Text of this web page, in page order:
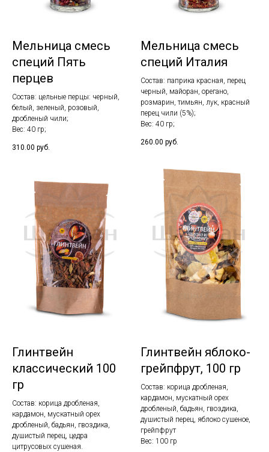
Мельница смесь
специй Пять
перцев
Состав: цельные перцы: черный,
белый, зеленый, розовый,
дробленый чили;
Вес: 40 гр;
310.00 руб.
Мельница смесь
специй Италия
Состав: паприка красная, перец
черный, майоран, орегано,
розмарин, тимьян, лук, красный
перец чили (5%);
Вес: 40 гр;
260.00 руб.
Глинтвейн
классический 100
гр
Состав: корица дробленая,
кардамон, мускатный орех
дробленый, бадьян, гвоздика,
душистый перец, цедра
цитрусовых сушеная.
Глинтвейн яблоко-
грейпфрут, 100 гр
Состав: корица дробленая,
кардамон, мускатный орех
дробленый, бадьян, гвоздика,
душистый перец, яблоко сушеное,
грейпфрут
Вес: 100 гр